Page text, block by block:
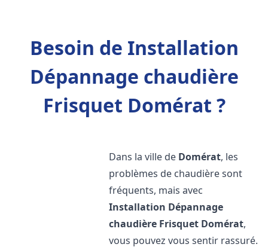
Besoin de Installation
Dépannage chaudière
Frisquet Domérat ?
Dans la ville de Domérat, les
problèmes de chaudière sont
fréquents, mais avec
Installation Dépannage
chaudière Frisquet Domérat,
vous pouvez vous sentir rassuré.